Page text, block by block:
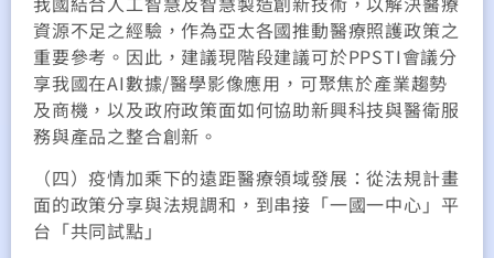
資源不足之經驗，作為亞太各國推動醫療照護政策之
重要參考。因此，建議現階段建議可於PPSTI會議分
享我國在AI數據/醫學影像應用，可聚焦於產業趨勢
及商機，以及政府政策面如何協助新興科技與醫衛服
務與產品之整合創新。
（四）疫情加乘下的遠距醫療領域發展：從法規計畫
面的政策分享與法規調和，到串接「一國一中心」平
台「共同試點」